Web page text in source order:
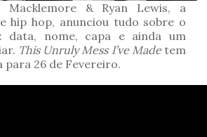
Macklemore & Ryan Lewis, a
hip hop, anunciou tudo sobre o
data, nome, capa e ainda um
This Unruly Mess I’ve Madetem
para 26 de Fevereiro.